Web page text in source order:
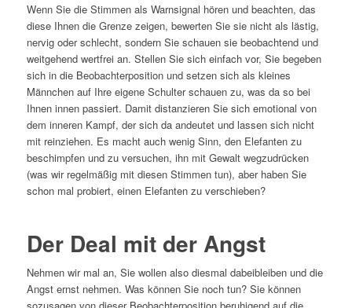
Wenn Sie die Stimmen als Warnsignal hören und beachten, das
diese Ihnen die Grenze zeigen, bewerten Sie sie nicht als lästig,
nervig oder schlecht, sondern Sie schauen sie beobachtend und
weitgehend wertfrei an. Stellen Sie sich einfach vor, Sie begeben
sich in die Beobachterposition und setzen sich als kleines
Männchen auf Ihre eigene Schulter schauen zu, was da so bei
Ihnen innen passiert. Damit distanzieren Sie sich emotional von
dem inneren Kampf, der sich da andeutet und lassen sich nicht
mit reinziehen. Es macht auch wenig Sinn, den Elefanten zu
beschimpfen und zu versuchen, ihn mit Gewalt wegzudrücken
(was wir regelmäßig mit diesen Stimmen tun), aber haben Sie
schon mal probiert, einen Elefanten zu verschieben?
Der Deal mit der Angst
Nehmen wir mal an, Sie wollen also diesmal dabeibleiben und die
Angst ernst nehmen. Was können Sie noch tun? Sie können